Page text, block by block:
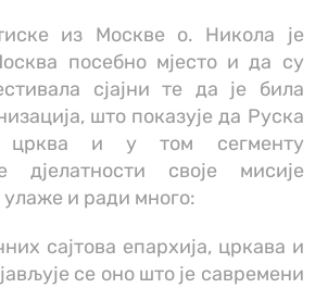
из Москве о. Никола је
посебно мјесто и да су
сјајни те да је била
што показује да Руска
црква и у том сегменту
дјелатности своје мисије
и ради много:
сајтова епархија, цркава и
се оно што је савремени